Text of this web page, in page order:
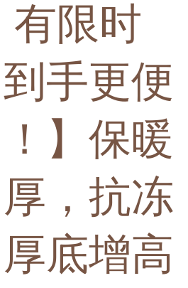
有限时
手更便
】保暖
，抗冻
底增高